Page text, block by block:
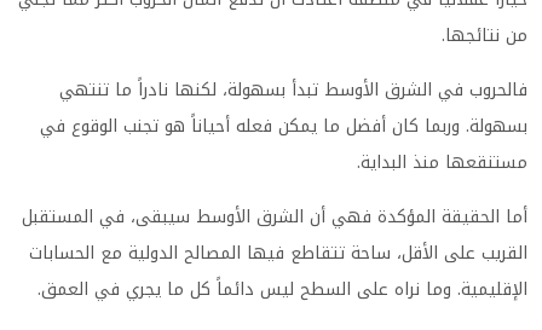
من نتائجها.
فالحروب في الشرق الأوسط تبدأ بسهولة، لكنها نادراً ما تنتهي
بسهولة. وربما كان أفضل ما يمكن فعله أحياناً هو تجنب الوقوع في
مستنقعها منذ البداية.
أما الحقيقة المؤكدة فهي أن الشرق الأوسط سيبقى، في المستقبل
القريب على الأقل، ساحة تتقاطع فيها المصالح الدولية مع الحسابات
الإقليمية. وما نراه على السطح ليس دائماً كل ما يجري في العمق.